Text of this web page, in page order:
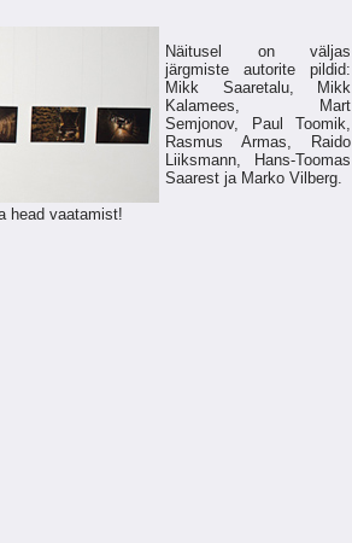
Näitusel on väljas
järgmiste autorite pildid:
Mikk Saaretalu, Mikk
Kalamees, Mart
Semjonov, Paul Toomik,
Rasmus Armas, Raido
Liiksmann, Hans-Toomas
Saarest ja Marko Vilberg.
head vaatamist!